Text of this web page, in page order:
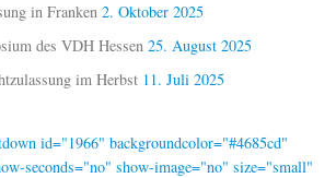
in Franken 2. Oktober 2025
des VDH Hessen 25. August 2025
im Herbst 11. Juli 2025
id="1966" backgroundcolor="#4685cd"
seconds="no" show-image="no" size="small"